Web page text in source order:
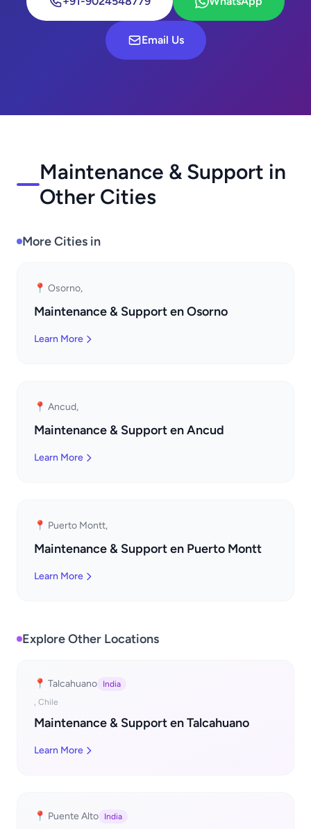
Email Us
Maintenance & Support in
Other Cities
More Cities in
📍 Osorno,
Maintenance & Support en Osorno
Learn More
📍 Ancud,
Maintenance & Support en Ancud
Learn More
📍 Puerto Montt,
Maintenance & Support en Puerto Montt
Learn More
Explore Other Locations
📍 Talcahuano
India
, Chile
Maintenance & Support en Talcahuano
Learn More
📍 Puente Alto
India